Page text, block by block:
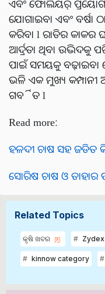
ଏବଂ ଫୋଲିୟର୍
ଯୋଗାଇବା ଏବଂ
କରିବା l ରାତିର କାକର
ଆର୍ଦ୍ରତା ଥିବା ଉଦ୍ଭିଦକୁ
ପାଇଁ ସମୟକୁ ବଢ଼ାଇବା
ଭଳି ଏକ ମୁଖ୍ୟ
ଗର୍ବିତ l
Read more:
ହଳଦୀ ଚାଷ ସହ ଜଡିତ
ସୋରିଷ ଚାଷ ଓ ତାହାର
Related Topics
କୃଷି ଖବର
kinnow category